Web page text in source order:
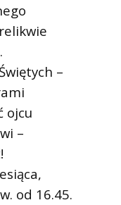
–
ojcu
–
od 16.45.